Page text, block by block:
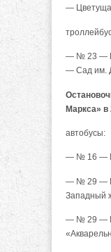
—
— № 23 —
— Сад им.
Маркса» в
автобусы:
— № 16 —
— № 29 —
Западный
— № 29 —